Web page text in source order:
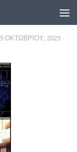
5 ΟΚΤΩΒΡΊΟΥ, 2025 ·